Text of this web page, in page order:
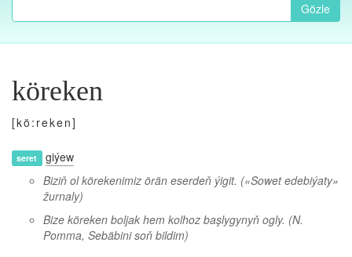
Gözle
köreken
[kö:reken]
seret
giýew
Biziň ol körekenimiz örän eserdeň ýigit. («Sowet edebiýaty»
žurnaly)
Bize köreken boljak hem kolhoz başlygynyň ogly. (N.
Pomma, Sebäbini soň bildim)